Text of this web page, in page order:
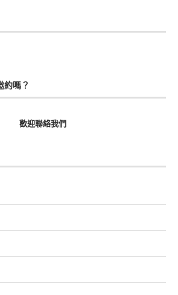
約嗎？
歡迎聯絡我們